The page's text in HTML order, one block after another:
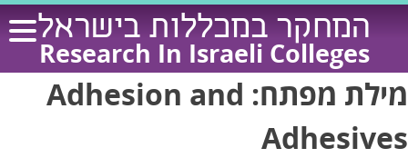
Skip
content
המחקר במכללות בישראל
Research In Israeli Colleges
מילת מפתח: Adhesion and
Adhesives